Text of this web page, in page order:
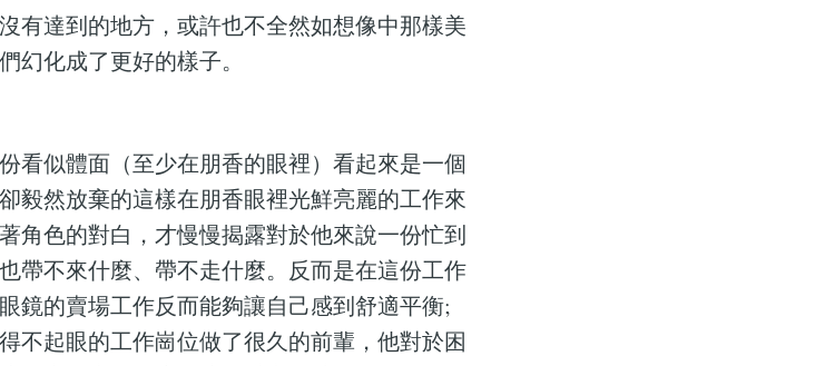
有達到的地方，或許也不全然如想像中那樣美
幻化成了更好的樣子。
看似體面（至少在朋香的眼裡）看起來是一個
毅然放棄的這樣在朋香眼裡光鮮亮麗的工作來
角色的對白，才慢慢揭露對於他來說一份忙到
帶不來什麼、帶不走什麼。反而是在這份工作
鏡的賣場工作反而能夠讓自己感到舒適平衡;
不起眼的工作崗位做了很久的前輩，他對於困